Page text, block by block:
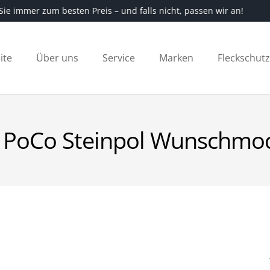
Sie immer zum besten Preis – und falls nicht, passen wir an!
Über uns Service Marken Fleckschutz
Steinpol